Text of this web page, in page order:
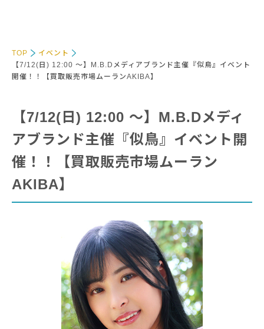
TOP
イベント
【7/12(日) 12:00 〜】M.B.Dメディアブランド主催『似鳥』イベント
開催！！【買取販売市場ムーランAKIBA】
【7/12(日) 12:00 〜】M.B.Dメディ
アブランド主催『似鳥』イベント開
催！！【買取販売市場ムーラン
AKIBA】